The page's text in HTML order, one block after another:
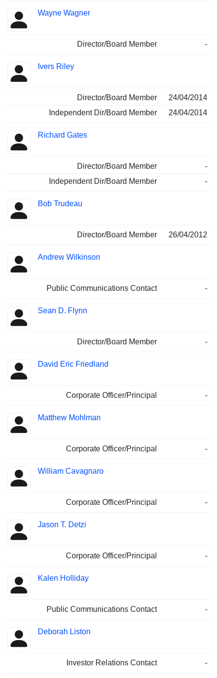
Wayne Wagner
Director/Board Member -
Ivers Riley
Director/Board Member
24/04/2014
Independent Dir/Board Member
24/04/2014
Richard Gates
Director/Board Member
-
Independent Dir/Board Member
-
Bob Trudeau
Director/Board Member 26/04/2012
Andrew Wilkinson
Public Communications Contact -
Sean D. Flynn
Director/Board Member -
David Eric Friedland
Corporate Officer/Principal -
Matthew Mohlman
Corporate Officer/Principal -
William Cavagnaro
Corporate Officer/Principal -
Jason T. Detzi
Corporate Officer/Principal -
Kalen Holliday
Public Communications Contact -
Deborah Liston
Investor Relations Contact -